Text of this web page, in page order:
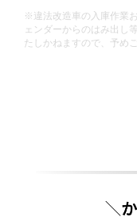
※違法改造車の入庫作業
ェンダーからのはみ出し
たしかねますので、予め